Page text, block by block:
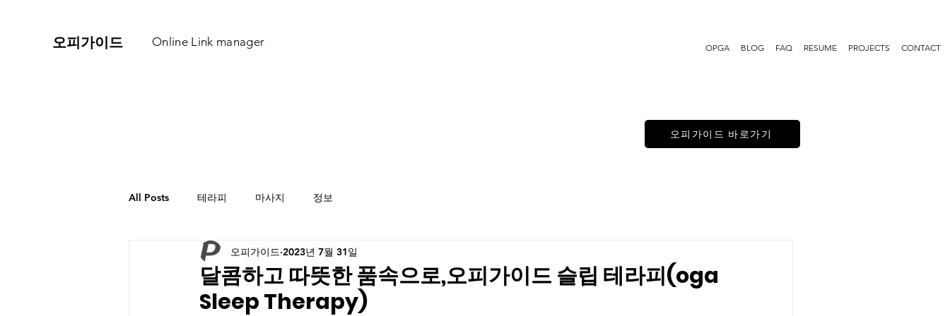
​오피가이드 Online Link manager OPGA BLOG FAQ RESUME PROJECTS CONTACT
오피가이드 바로가기
All Posts 테라피 마사지 정보
달콤하고 따뜻한 품속으로,오피가이드 슬립 테라피(oga
Sleep Therapy)
오피가이드 2023년 7월 31일